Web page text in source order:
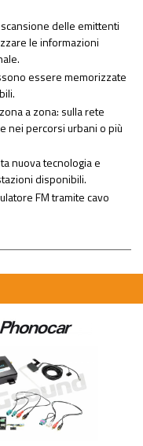
delle emittenti
le informazioni
essere memorizzate
a zona: sulla rete
nei percorsi urbani o più
nuova tecnologia e
disponibili.
FM tramite cavo